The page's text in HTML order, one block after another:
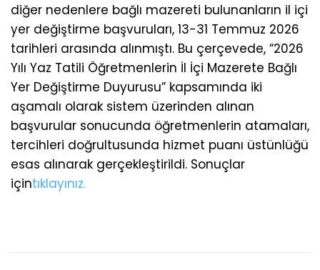
diğer nedenlere bağlı mazereti bulunanların il içi
yer değiştirme başvuruları, 13-31 Temmuz 2026
tarihleri arasında alınmıştı. Bu çerçevede, “2026
Yılı Yaz Tatili Öğretmenlerin İl İçi Mazerete Bağlı
Yer Değiştirme Duyurusu” kapsamında iki
aşamalı olarak sistem üzerinden alınan
başvurular sonucunda öğretmenlerin atamaları,
tercihleri doğrultusunda hizmet puanı üstünlüğü
esas alınarak gerçekleştirildi. Sonuçlar
içintıklayınız.